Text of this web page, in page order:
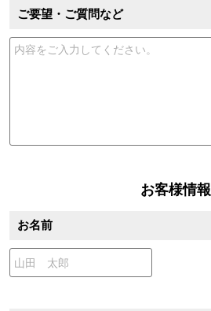
ご要望・ご質問など
お客様情報
お名前